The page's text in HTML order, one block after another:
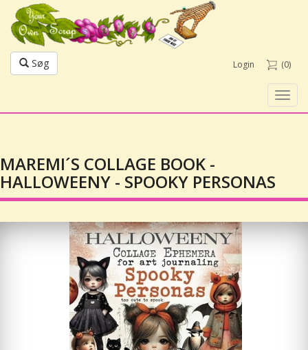
Søg Login (0)
MAREMI´S COLLAGE BOOK -
HALLOWEENY - SPOOKY PERSONAS